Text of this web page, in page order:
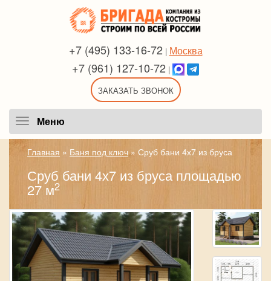
+7 (495) 133-16-72 | Москва
+7 (961) 127-10-72 |
ЗАКАЗАТЬ ЗВОНОК
Меню
Главная » Баня под ключ» Сруб бани 4х7 из бруса
Сруб бани 4х7 из бруса площадью
27 м2